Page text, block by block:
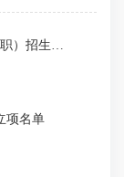
项名单